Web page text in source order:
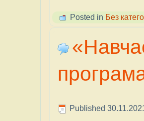
Posted in Без
Published